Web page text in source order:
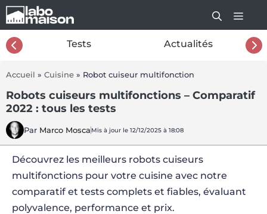
Aller
au
contenu
Tests Actualités
Accueil » Cuisine » Robot cuiseur multifonction
Robots cuiseurs multifonctions – Comparatif
2022 : tous les tests
Par Marco Mosca Mis à jour le 12/12/2025 à 18:08
Découvrez les meilleurs robots cuiseurs
multifonctions pour votre cuisine avec notre
comparatif et tests complets et fiables, évaluant
polyvalence, performance et prix.